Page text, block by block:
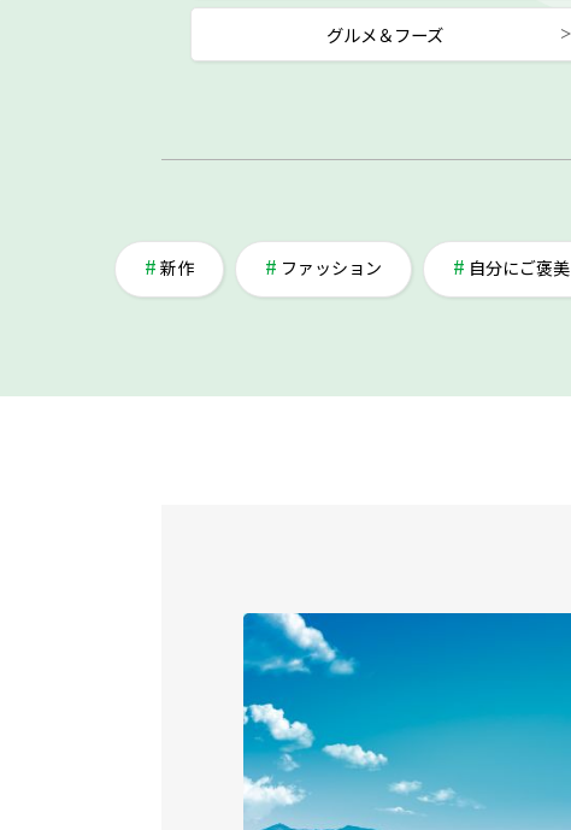
グルメ＆フーズ
新作 ファッション 自分にご褒美